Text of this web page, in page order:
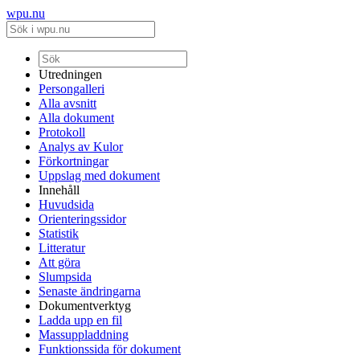
wpu.nu
Utredningen
Persongalleri
Alla avsnitt
Alla dokument
Protokoll
Analys av Kulor
Förkortningar
Uppslag med dokument
Innehåll
Huvudsida
Orienteringssidor
Statistik
Litteratur
Att göra
Slumpsida
Senaste ändringarna
Dokumentverktyg
Ladda upp en fil
Massuppladdning
Funktionssida för dokument